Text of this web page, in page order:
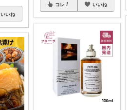
いいね
コレ いいね